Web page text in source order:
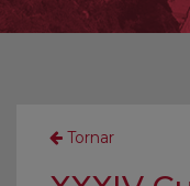
Ofrenes
Tornar